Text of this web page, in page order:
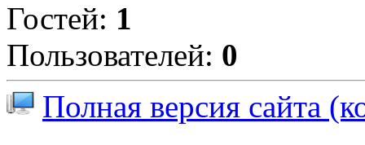
Гостей: 1
Пользователей: 0
Полная версия сайта